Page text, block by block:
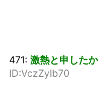
471: 激熱と申したか
ID:VczZyIb70